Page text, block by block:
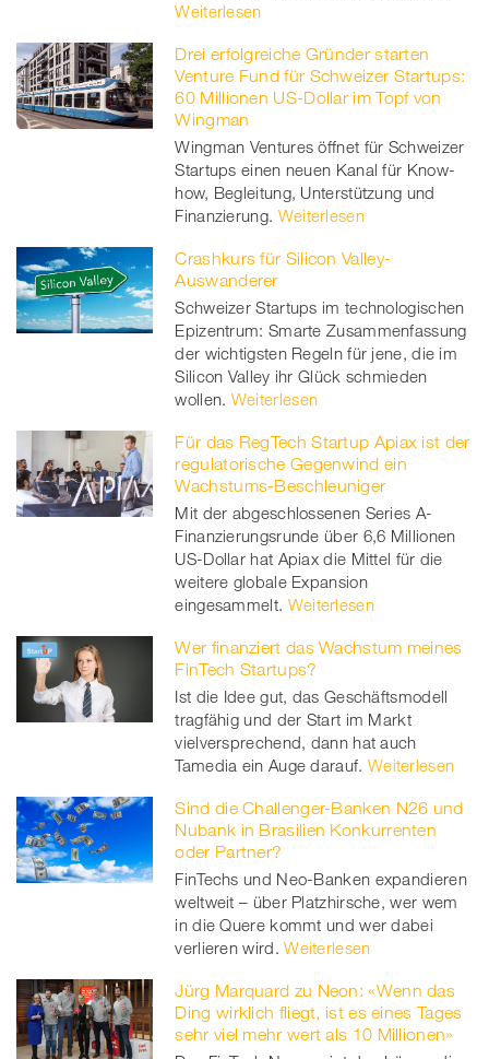
Weiterlesen
Drei erfolgreiche Gründer starten
Venture Fund für Schweizer Startups:
60 Millionen US-Dollar im Topf von
Wingman
Wingman Ventures öffnet für Schweizer
Startups einen neuen Kanal für Know-
how, Begleitung, Unterstützung und
Finanzierung. Weiterlesen
Crashkurs für Silicon Valley-
Auswanderer
Schweizer Startups im technologischen
Epizentrum: Smarte Zusammenfassung
der wichtigsten Regeln für jene, die im
Silicon Valley ihr Glück schmieden
wollen. Weiterlesen
Für das RegTech Startup Apiax ist der
regulatorische Gegenwind ein
Wachstums-Beschleuniger
Mit der abgeschlossenen Series A-
Finanzierungsrunde über 6,6 Millionen
US-Dollar hat Apiax die Mittel für die
weitere globale Expansion
eingesammelt. Weiterlesen
Wer finanziert das Wachstum meines
FinTech Startups?
Ist die Idee gut, das Geschäftsmodell
tragfähig und der Start im Markt
vielversprechend, dann hat auch
Tamedia ein Auge darauf. Weiterlesen
Sind die Challenger-Banken N26 und
Nubank in Brasilien Konkurrenten
oder Partner?
FinTechs und Neo-Banken expandieren
weltweit – über Platzhirsche, wer wem
in die Quere kommt und wer dabei
verlieren wird. Weiterlesen
Jürg Marquard zu Neon: «Wenn das
Ding wirklich fliegt, ist es eines Tages
sehr viel mehr wert als 10 Millionen»